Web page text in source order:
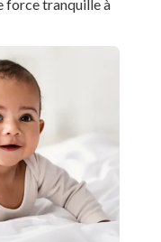
force tranquille à